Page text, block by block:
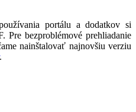
portálu a dodatkov si
Pre bezproblémové prehliadanie
nainštalovať najnovšiu verziu
.